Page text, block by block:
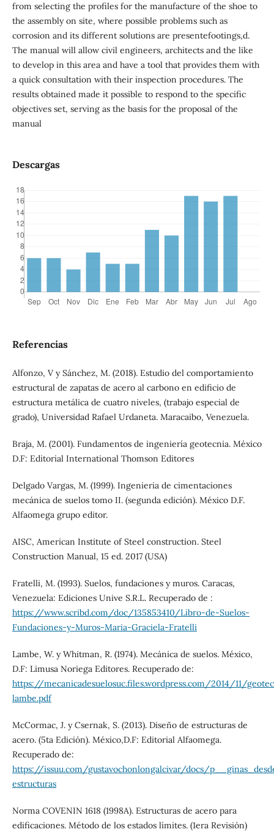
from selecting the profiles for the manufacture of the shoe to
the assembly on site, where possible problems such as
corrosion and its different solutions are presentefootings,d.
The manual will allow civil engineers, architects and the like
to develop in this area and have a tool that provides them with
a quick consultation with their inspection procedures. The
results obtained made it possible to respond to the specific
objectives set, serving as the basis for the proposal of the
manual
Descargas
Referencias
Alfonzo, V y Sánchez, M. (2018). Estudio del comportamiento
estructural de zapatas de acero al carbono en edificio de
estructura metálica de cuatro niveles, (trabajo especial de
grado), Universidad Rafael Urdaneta. Maracaibo, Venezuela.
Braja, M. (2001). Fundamentos de ingeniería geotecnia. México
D.F: Editorial International Thomson Editores
Delgado Vargas, M. (1999). Ingenieria de cimentaciones
mecánica de suelos tomo II. (segunda edición). México D.F.
Alfaomega grupo editor.
AISC, American Institute of Steel construction. Steel
Construction Manual, 15 ed. 2017 (USA)
Fratelli, M. (1993). Suelos, fundaciones y muros. Caracas,
Venezuela: Ediciones Unive S.R.L. Recuperado de :
https://www.scribd.com/doc/135853410/Libro-de-Suelos-
Fundaciones-y-Muros-Maria-Graciela-Fratelli
Lambe, W. y Whitman, R. (1974). Mecánica de suelos. México,
D.F: Limusa Noriega Editores. Recuperado de:
https://mecanicadesuelosuc.files.wordpress.com/2014/11/
lambe.pdf
McCormac, J. y Csernak, S. (2013). Diseño de estructuras de
acero. (5ta Edición). México,D.F: Editorial Alfaomega.
Recuperado de:
https://issuu.com/gustavochonlongalcivar/docs/
estructuras
Norma COVENIN 1618 (1998A). Estructuras de acero para
edificaciones. Método de los estados límites. (1era Revisión)